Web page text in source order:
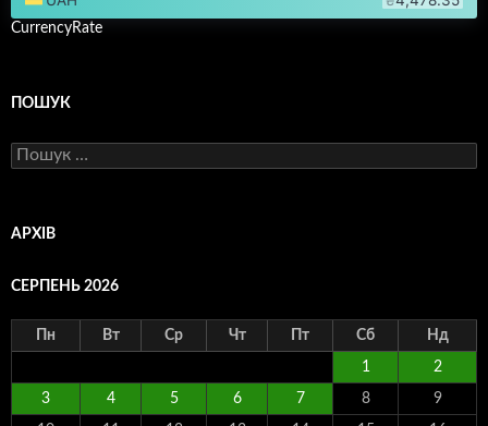
CurrencyRate
ПОШУК
Пошук:
АРХІВ
СЕРПЕНЬ 2026
Пн Вт Ср Чт Пт Сб Нд
1 2
3 4 5 6 7 8 9